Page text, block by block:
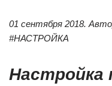
01 сентября 2018.
#НАСТРОЙКА
Настройка